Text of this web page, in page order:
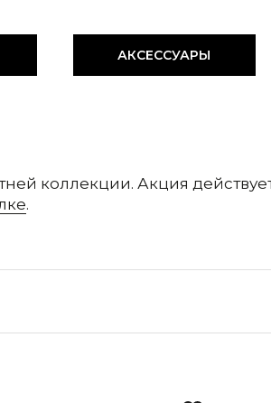
АКСЕССУАРЫ
коллекции. Акция
.